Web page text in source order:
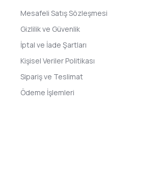
Mesafeli Satış Sözleşmesi
Gizlilik ve Güvenlik
İptal ve İade Şartları
Kişisel Veriler Politikası
Sipariş ve Teslimat
Ödeme İşlemleri